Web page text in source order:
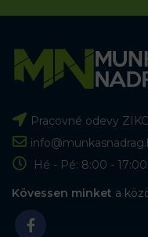
Pracovné odevy
Hé - Pé: 8:00 - 17:00
Kövessen minket a